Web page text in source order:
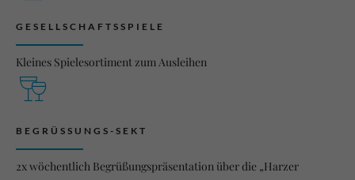
GESELLSCHAFTSSPIELE
Kleines Spielesortiment zum Ausleihen
BEGRÜSSUNGS-SEKT
2x wöchentlich Begrüßungspräsentation über die „Harzer